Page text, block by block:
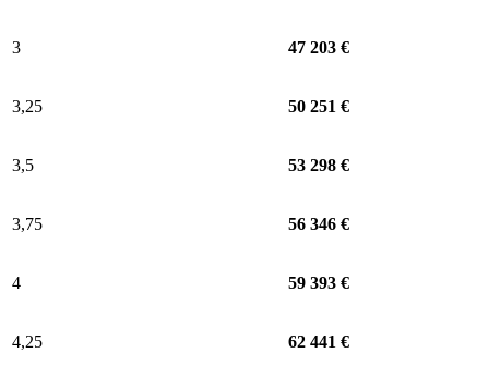
3 47 203 €
3,25 50 251 €
3,5 53 298 €
3,75 56 346 €
4 59 393 €
4,25 62 441 €